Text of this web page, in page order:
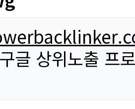
글 상위노출 프